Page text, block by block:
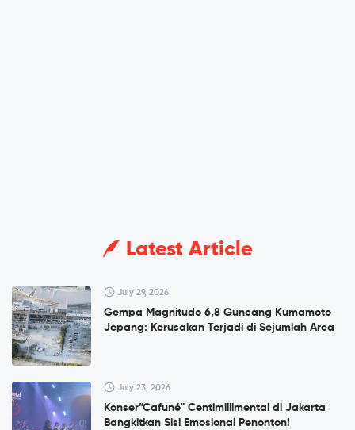
Latest Article
July 29, 2026
Gempa Magnitudo 6,8 Guncang Kumamoto
Jepang: Kerusakan Terjadi di Sejumlah Area
July 23, 2026
Konser”Cafuné" Centimillimental di Jakarta
Bangkitkan Sisi Emosional Penonton!